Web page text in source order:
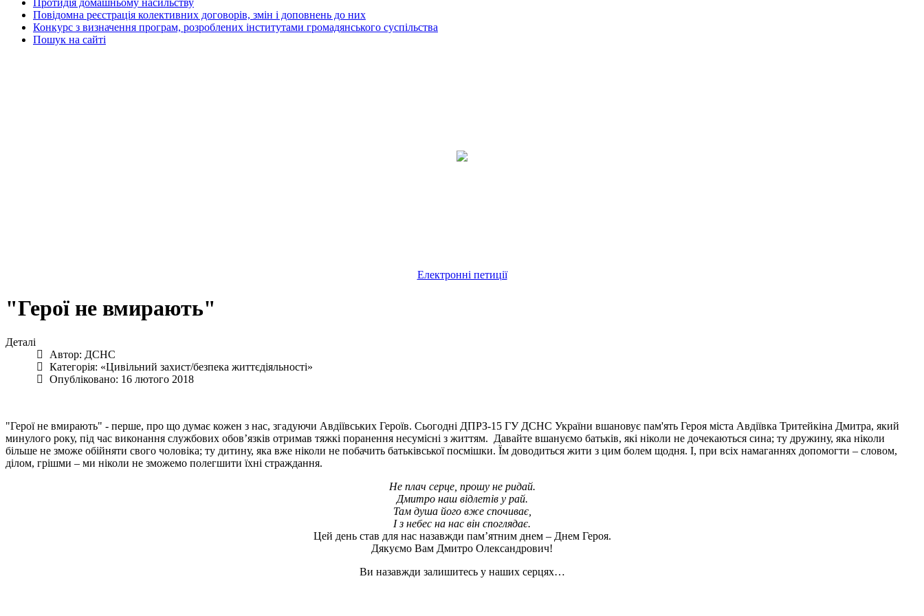
Протидія домашньому насильству
Повідомна реєстрація колективних договорів, змін і доповнень до них
Конкурс з визначення програм, розроблених інститутами громадянського суспільства
Пошук на сайті
Електронні петиції
"Герої не вмирають"
Деталі
Автор: ДСНС
Категорія: «Цивільний захист/безпека життєдіяльності»
Опубліковано: 16 лютого 2018
"Герої не вмирають" - перше, про що думає кожен з нас, згадуючи Авдіївських Героїв. Сьогодні ДПРЗ-15 ГУ ДСНС України вшановує пам'ять Героя міста Авдіївка Тритейкіна Дмитра, який
минулого року, під час виконання службових обов’язків отримав тяжкі поранення несумісні з життям. Давайте вшануємо батьків, які ніколи не дочекаються сина; ту дружину, яка ніколи
більше не зможе обійняти свого чоловіка; ту дитину, яка вже ніколи не побачить батьківської посмішки. Їм доводиться жити з цим болем щодня. І, при всіх намаганнях допомогти – словом,
ділом, грішми – ми ніколи не зможемо полегшити їхні страждання.
Не плач серце, прошу не ридай.
Дмитронаш відлетів у рай.
Там душа його вже спочиває,
І з небес на нас він споглядає.
Цей день став для нас назавжди пам’ятним днем – Днем Героя.
Дякуємо Вам Дмитро Олександрович!
Ви назавжди залишитесь у наших серцях…